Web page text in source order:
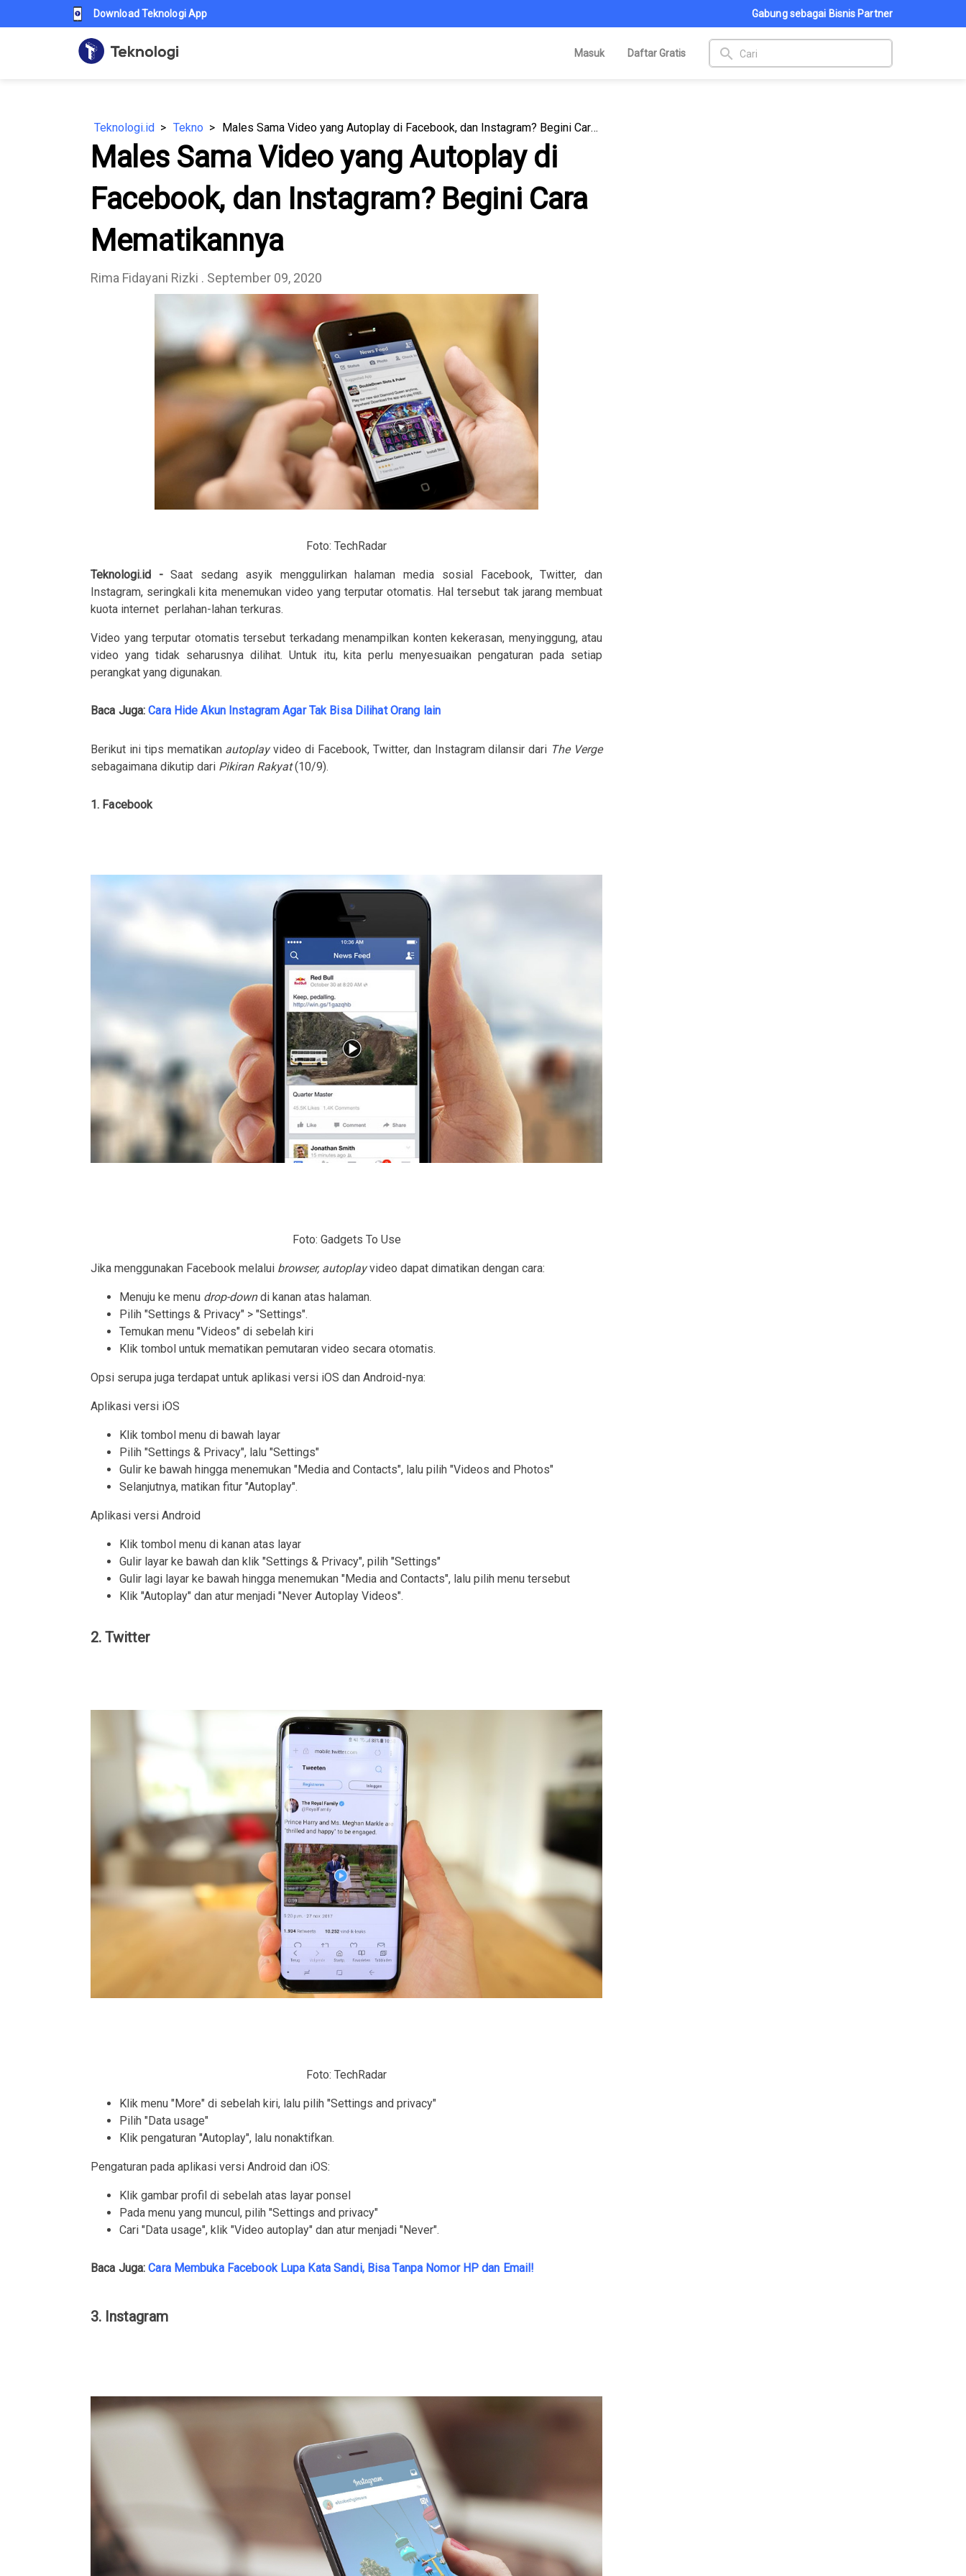
Download Teknologi App Gabung sebagai Bisnis Partner
Masuk Daftar Gratis search
Teknologi.id Tekno Males Sama Video yang Autoplay di Facebook, dan Instagram? Begini Cara Mematikannya
Males Sama Video yang Autoplay di
Facebook, dan Instagram? Begini Cara
Mematikannya
Rima Fidayani Rizki . September 09, 2020
Foto: TechRadar
Teknologi.id -Saat sedang asyik menggulirkan halaman media sosial Facebook, Twitter, dan
Instagram, seringkali kita menemukan video yang terputar otomatis. Hal tersebut tak jarang membuat
kuota internet perlahan-lahan terkuras.
Video yang terputar otomatis tersebut terkadang menampilkan konten kekerasan, menyinggung, atau
video yang tidak seharusnya dilihat. Untuk itu, kita perlu menyesuaikan pengaturan pada setiap
perangkat yang digunakan.
Baca Juga:Cara Hide Akun Instagram Agar Tak Bisa Dilihat Orang lain
Berikut ini tips mematikan autoplayvideo di Facebook, Twitter, dan Instagram dilansir dari The Verge
sebagaimana dikutip dari Pikiran Rakyat(10/9).
1. Facebook
Foto: Gadgets To Use
Jika menggunakan Facebook melalui browser, autoplayvideo dapat dimatikan dengan cara:
Menuju ke menu drop-downdi kanan atas halaman.
Pilih "Settings & Privacy" > "Settings".
Temukan menu "Videos" di sebelah kiri
Klik tombol untuk mematikan pemutaran video secara otomatis.
Opsi serupa juga terdapat untuk aplikasi versi iOS dan Android-nya:
Aplikasi versi iOS
Klik tombol menu di bawah layar
Pilih "Settings & Privacy", lalu "Settings"
Gulir ke bawah hingga menemukan "Media and Contacts", lalu pilih "Videos and Photos"
Selanjutnya, matikan fitur "Autoplay".
Aplikasi versi Android
Klik tombol menu di kanan atas layar
Gulir layar ke bawah dan klik "Settings & Privacy", pilih "Settings"
Gulir lagi layar ke bawah hingga menemukan "Media and Contacts", lalu pilih menu tersebut
Klik "Autoplay" dan atur menjadi "Never Autoplay Videos".
2. Twitter
Foto: TechRadar
Klik menu "More" di sebelah kiri, lalu pilih "Settings and privacy"
Pilih "Data usage"
Klik pengaturan "Autoplay", lalu nonaktifkan.
Pengaturan pada aplikasi versi Android dan iOS:
Klik gambar profil di sebelah atas layar ponsel
Pada menu yang muncul, pilih "Settings and privacy"
Cari "Data usage", klik "Video autoplay" dan atur menjadi "Never".
Baca Juga:Cara Membuka Facebook Lupa Kata Sandi, Bisa Tanpa Nomor HP dan Email!
3. Instagram